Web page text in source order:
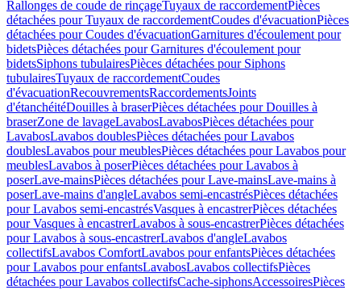
Rallonges de coude de rinçageTuyaux de raccordementPièces
détachées pour Tuyaux de raccordementCoudes d'évacuationPièces
détachées pour Coudes d'évacuationGarnitures d'écoulement pour
bidetsPièces détachées pour Garnitures d'écoulement pour
bidetsSiphons tubulairesPièces détachées pour Siphons
tubulairesTuyaux de raccordementCoudes
d'évacuationRecouvrementsRaccordementsJoints
d'étanchéitéDouilles à braserPièces détachées pour Douilles à
braserZone de lavageLavabosLavabosPièces détachées pour
LavabosLavabos doublesPièces détachées pour Lavabos
doublesLavabos pour meublesPièces détachées pour Lavabos pour
meublesLavabos à poserPièces détachées pour Lavabos à
poserLave-mainsPièces détachées pour Lave-mainsLave-mains à
poserLave-mains d'angleLavabos semi-encastrésPièces détachées
pour Lavabos semi-encastrésVasques à encastrerPièces détachées
pour Vasques à encastrerLavabos à sous-encastrerPièces détachées
pour Lavabos à sous-encastrerLavabos d'angleLavabos
collectifsLavabos ComfortLavabos pour enfantsPièces détachées
pour Lavabos pour enfantsLavabosLavabos collectifsPièces
détachées pour Lavabos collectifsCache-siphonsAccessoiresPièces